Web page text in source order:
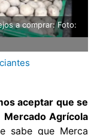
a comprar: Foto:
aceptar que se
Agrícola
sabe que Merca